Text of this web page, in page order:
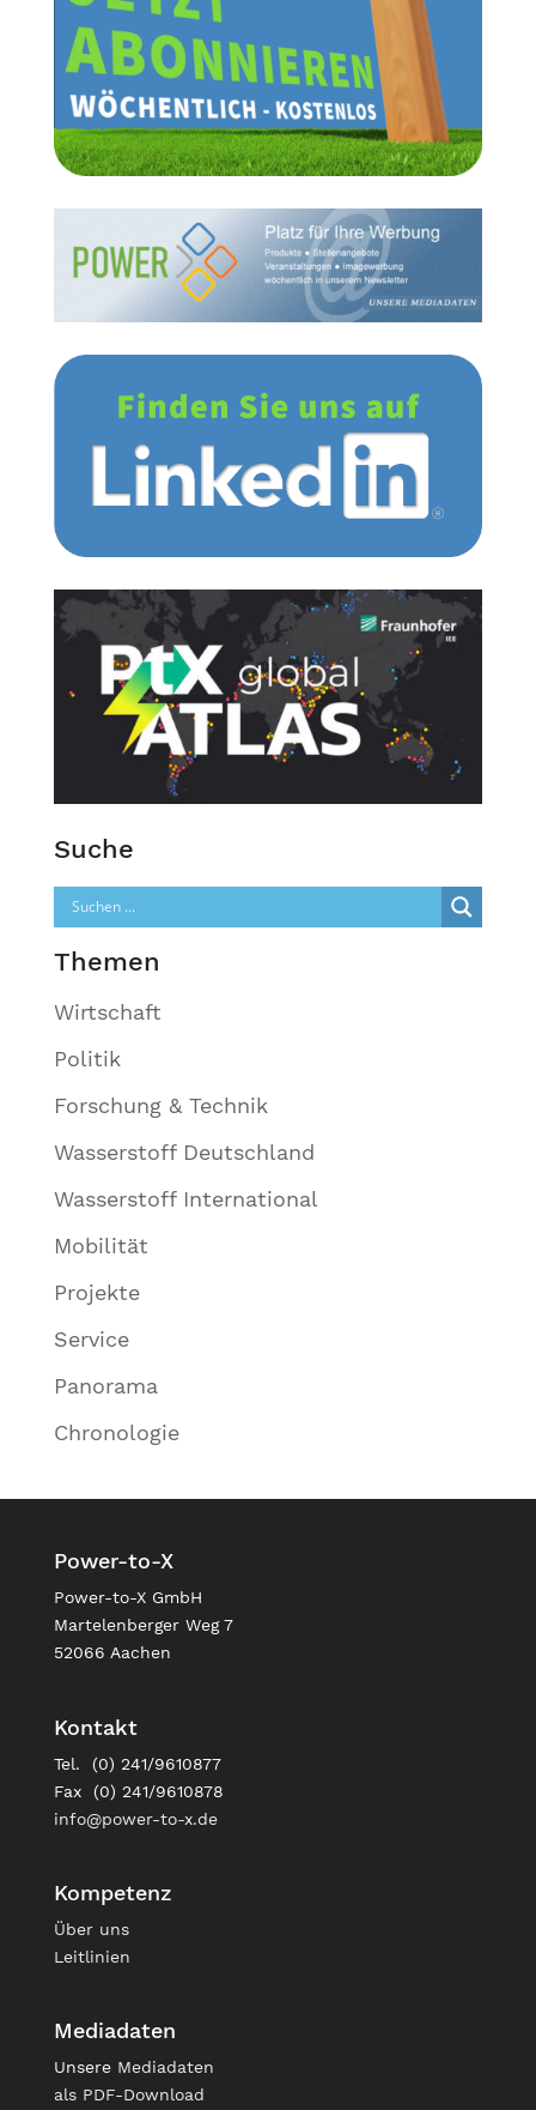
Suche
Themen
Wirtschaft
Politik
Forschung & Technik
Wasserstoff Deutschland
Wasserstoff International
Mobilität
Projekte
Service
Panorama
Chronologie
Power-to-X
Power-to-X GmbH
Martelenberger Weg 7
52066 Aachen
Kontakt
Tel. (0) 241/9610877
Fax (0) 241/9610878
info@power-to-x.de
Kompetenz
Über uns
Leitlinien
Mediadaten
Unsere Mediadaten
als PDF-Download